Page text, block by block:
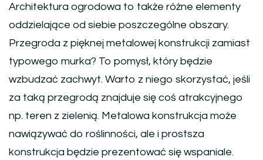
Architektura ogrodowa to także różne elementy
oddzielające od siebie poszczególne obszary.
Przegroda z pięknej metalowej konstrukcji zamiast
typowego murka? To pomysł, który będzie
wzbudzać zachwyt. Warto z niego skorzystać, jeśli
za taką przegrodą znajduje się coś atrakcyjnego
np. teren z zielenią. Metalowa konstrukcja może
nawiązywać do roślinności, ale i prostsza
konstrukcja będzie prezentować się wspaniale.